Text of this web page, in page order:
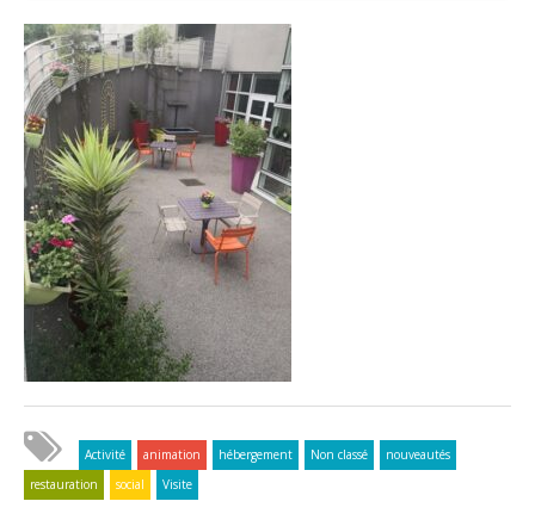
Activité animation hébergement Non classé
nouveautés
restauration
social Visite